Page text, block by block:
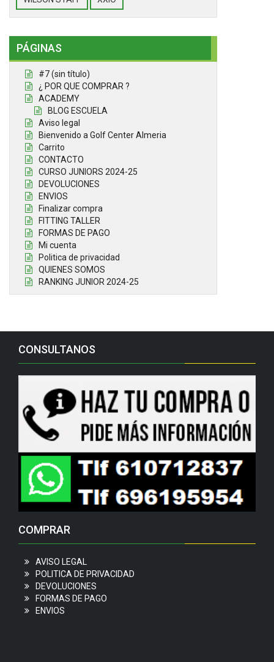
PÁGINAS
#7 (sin título)
¿ POR QUE COMPRAR ?
ACADEMY
BLOG ESCUELA
Aviso legal
Bienvenido a Golf Center Almeria
Carrito
CONTACTO
CURSO JUNIORS 2024-25
DEVOLUCIONES
ENVIOS
Finalizar compra
FITTING TALLER
FORMAS DE PAGO
Mi cuenta
Politica de privacidad
QUIENES SOMOS
RANKING JUNIOR 2024-25
CONSULTANOS
COMPRAR
AVISO LEGAL
POLITICA DE PRIVACIDAD
DEVOLUCIONES
FORMAS DE PAGO
ENVIOS